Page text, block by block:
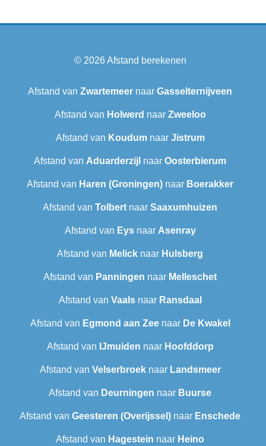
© 2026Afstand berekenen
Afstand van Zwartemeer naar Gasselternijveen
Afstand van Holwerd naar Zweeloo
Afstand van Koudumnaar Jistrum
Afstand van Aduarderzijl naar Oosterbierum
Afstand van Haren (Groningen) naar Boerakker
Afstand van Tolbert naar Saaxumhuizen
Afstand van Eysnaar Asenray
Afstand van Melick naar Hulsberg
Afstand van Panningen naar Melleschet
Afstand van Vaalsnaar Ransdaal
Afstand van Egmond aan Zeenaar De Kwakel
Afstand van IJmuiden naar Hoofddorp
Afstand van Velserbroeknaar Landsmeer
Afstand van Deurningen naar Buurse
Afstand van Geesteren (Overijssel) naar Enschede
Afstand van Hagestein naar Heino